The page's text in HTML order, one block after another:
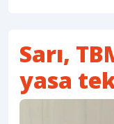
Sarı,
yasa